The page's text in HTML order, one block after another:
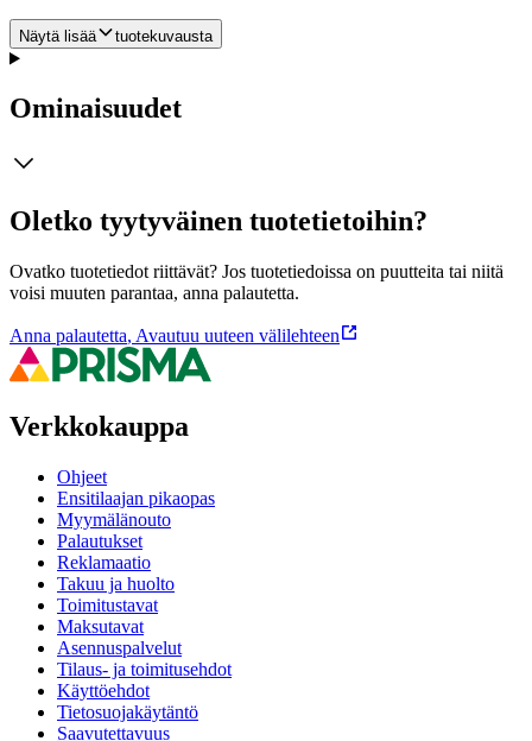
Näytä lisää tuotekuvausta
Ominaisuudet
Oletko tyytyväinen tuotetietoihin?
Ovatko tuotetiedot riittävät? Jos tuotetiedoissa on puutteita tai niitä
voisi muuten parantaa, anna palautetta.
Anna palautetta, Avautuu uuteen välilehteen
Verkkokauppa
Ohjeet
Ensitilaajan pikaopas
Myymälänouto
Palautukset
Reklamaatio
Takuu ja huolto
Toimitustavat
Maksutavat
Asennuspalvelut
Tilaus- ja toimitusehdot
Käyttöehdot
Tietosuojakäytäntö
Saavutettavuus